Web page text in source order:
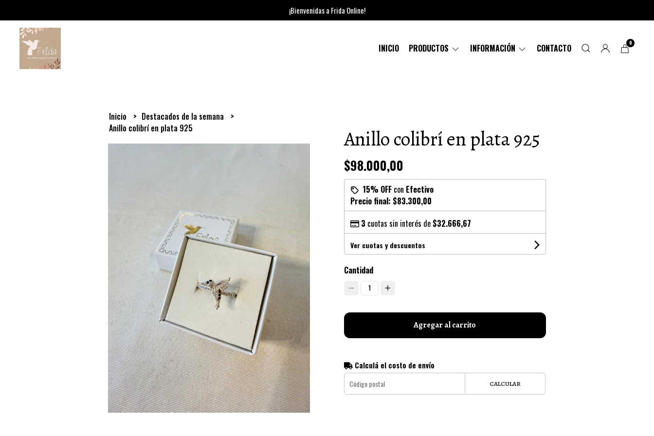
¡Bienvenidas a Frida Online!
INICIO PRODUCTOS INFORMACIÓN CONTACTO 0
Inicio
Destacados de la semana
Anillo colibrí en plata 925
Anillo colibrí en plata 925
$98.000,00
15% OFFcon Efectivo
Precio final: $83.300,00
3 cuotas sin interés de $32.666,67
Ver cuotas y descuentos
Cantidad
1
Agregar al carrito
Calculá el costo de envío
CALCULAR